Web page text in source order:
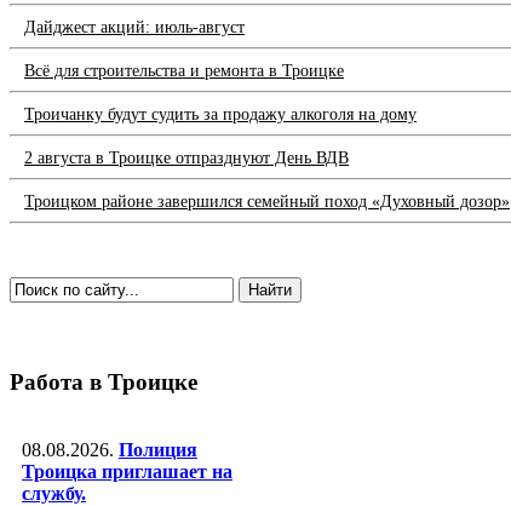
Дайджест акций: июль-август
Всё для строительства и ремонта в Троицке
Троичанку будут судить за продажу алкоголя на дому
2 августа в Троицке отпразднуют День ВДВ
Троицком районе завершился семейный поход «Духовный дозор»
Работа в Троицке
08.08.2026. Полиция
Троицка приглашает на
службу.